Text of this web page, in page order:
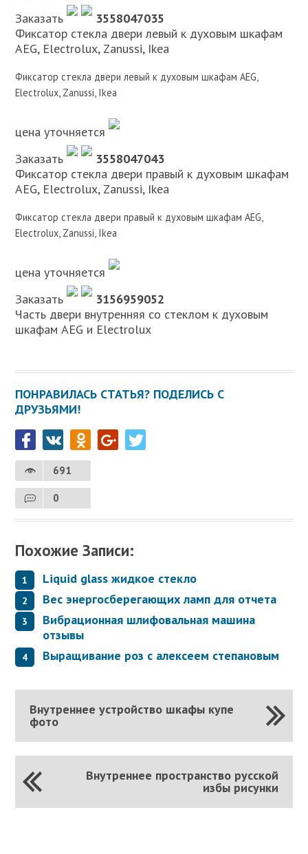
Заказать
3558047035
Фиксатор стекла двери левый к духовым шкафам
AEG, Electrolux, Zanussi, Ikea
Фиксатор стекла двери левый к духовым шкафам AEG,
Electrolux, Zanussi, Ikea
цена уточняется
Заказать
3558047043
Фиксатор стекла двери правый к духовым шкафам
AEG, Electrolux, Zanussi, Ikea
Фиксатор стекла двери правый к духовым шкафам AEG,
Electrolux, Zanussi, Ikea
цена уточняется
Заказать
3156959052
Часть двери внутренняя со стеклом к духовым
шкафам AEG и Electrolux
ПОНРАВИЛАСЬ СТАТЬЯ? ПОДЕЛИСЬ С
ДРУЗЬЯМИ!
691
0
Похожие Записи:
Liquid glass жидкое стекло
Вес энергосберегающих ламп для отчета
Вибрационная шлифовальная машина
отзывы
Выращивание роз с алексеем степановым
Внутреннее устройство шкафы купе
фото
Внутреннее пространство русской
избы рисунки